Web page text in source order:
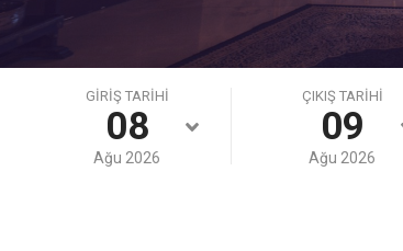
GİRİŞ TARİHİ
08
Ağu 2026
ÇIKIŞ TARİHİ
09
Ağu 2026